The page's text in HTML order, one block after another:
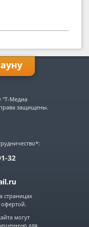
"Т-Медиа
защищены.
32
страницах
офертой.
могут
для